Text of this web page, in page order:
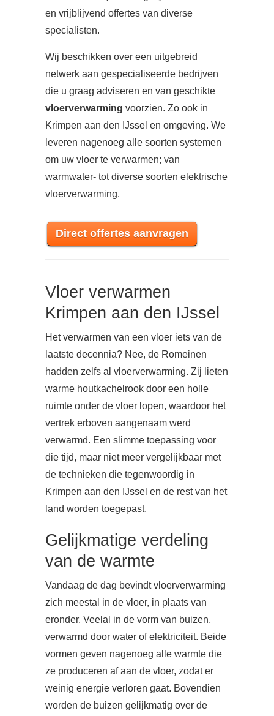
en vrijblijvend offertes van diverse
specialisten.
Wij beschikken over een uitgebreid
netwerk aan gespecialiseerde bedrijven
die u graag adviseren en van geschikte
vloerverwarming voorzien. Zo ook in
Krimpen aan den IJssel en omgeving. We
leveren nagenoeg alle soorten systemen
om uw vloer te verwarmen; van
warmwater- tot diverse soorten elektrische
vloerverwarming.
Direct offertes aanvragen
Vloer verwarmen
Krimpen aan den IJssel
Het verwarmen van een vloer iets van de
laatste decennia? Nee, de Romeinen
hadden zelfs al vloerverwarming. Zij lieten
warme houtkachelrook door een holle
ruimte onder de vloer lopen, waardoor het
vertrek erboven aangenaam werd
verwarmd. Een slimme toepassing voor
die tijd, maar niet meer vergelijkbaar met
de technieken die tegenwoordig in
Krimpen aan den IJssel en de rest van het
land worden toegepast.
Gelijkmatige verdeling
van de warmte
Vandaag de dag bevindt vloerverwarming
zich meestal in de vloer, in plaats van
eronder. Veelal in de vorm van buizen,
verwarmd door water of elektriciteit. Beide
vormen geven nagenoeg alle warmte die
ze produceren af aan de vloer, zodat er
weinig energie verloren gaat. Bovendien
worden de buizen gelijkmatig over de